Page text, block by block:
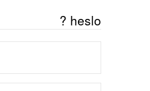
? heslo